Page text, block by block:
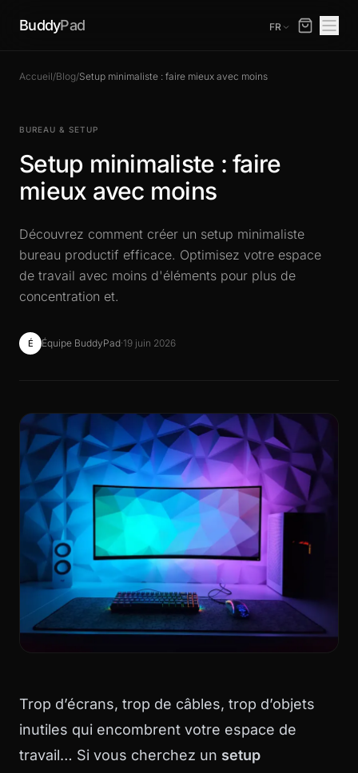
BuddyPad FR
Accueil/Blog/Setup minimaliste : faire mieux avec moins
BUREAU & SETUP
Setup minimaliste : faire
mieux avec moins
Découvrez comment créer un setup minimaliste
bureau productif efficace. Optimisez votre espace
de travail avec moins d'éléments pour plus de
concentration et.
É Équipe BuddyPad·19 juin 2026
Trop d’écrans, trop de câbles, trop d’objets
inutiles qui encombrent votre espace de
travail… Si vous cherchez un setup